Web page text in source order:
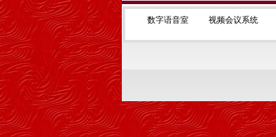
数字语音室 视频会议系统